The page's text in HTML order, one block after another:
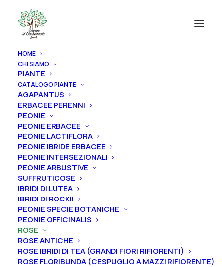
HOME
CHI SIAMO
PIANTE
CATALOGO PIANTE
AGAPANTUS
ERBACEE PERENNI
PEONIE
PEONIE ERBACEE
PEONIE LACTIFLORA
PEONIE IBRIDE ERBACEE
PEONIE INTERSEZIONALI
PEONIE ARBUSTIVE
SUFFRUTICOSE
IBRIDI DI LUTEA
IBRIDI DI ROCKII
PEONIE SPECIE BOTANICHE
PEONIE OFFICINALIS
ROSE
ROSE ANTICHE
ROSE IBRIDI DI TEA (GRANDI FIORI RIFIORENTI)
ROSE FLORIBUNDA (CESPUGLIO A MAZZI RIFIORENTE)